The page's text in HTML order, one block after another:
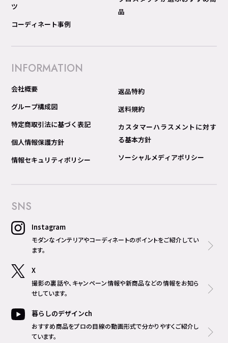
ツ
コーディネート事例
品
INFORMATION
会社概要
グループ構成図
特定商取引法に基づく表記
個人情報保護方針
情報セキュリティポリシー
返品特約
送料規約
カスタマーハラスメントに対す
る基本方針
ソーシャルメディアポリシー
SNS
Instagram
モダンなインテリアやコーディネートのポイントをご紹介してい
ます。
X
撮影の裏話や、キャンペーン情報や新商品などの情報をお知ら
せしています。
暮らしのデザインch
おすすめ商品をプロの目線の動画形式で分かりやすくご紹介し
ています。